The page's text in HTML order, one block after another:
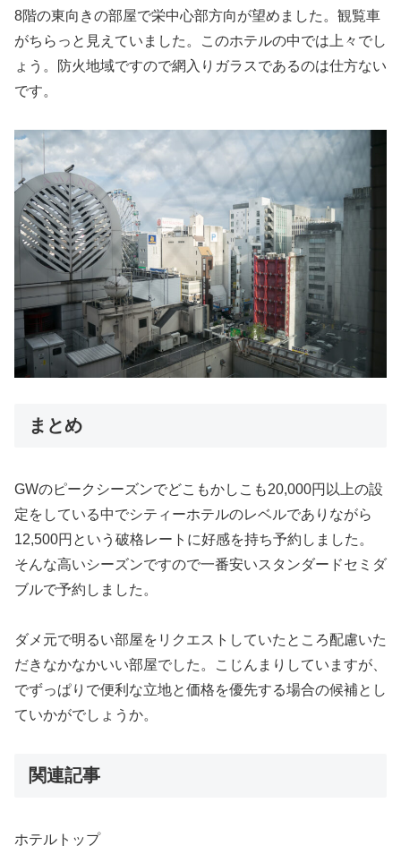
8階の東向きの部屋で栄中心部方向が望めました。観覧車
がちらっと見えていました。このホテルの中では上々でし
ょう。防火地域ですので網入りガラスであるのは仕方ない
です。
まとめ
GWのピークシーズンでどこもかしこも20,000円以上の設
定をしている中でシティーホテルのレベルでありながら
12,500円という破格レートに好感を持ち予約しました。
そんな高いシーズンですので一番安いスタンダードセミダ
ブルで予約しました。
ダメ元で明るい部屋をリクエストしていたところ配慮いた
だきなかなかいい部屋でした。こじんまりしていますが、
でずっぱりで便利な立地と価格を優先する場合の候補とし
ていかがでしょうか。
関連記事
ホテルトップ